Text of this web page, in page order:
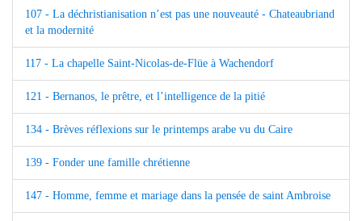
107 - La déchristianisation n’est pas une nouveauté - Chateaubriand
et la modernité
117 - La chapelle Saint-Nicolas-de-Flüe à Wachendorf
121 - Bernanos, le prêtre, et l’intelligence de la pitié
134 - Brèves réflexions sur le printemps arabe vu du Caire
139 - Fonder une famille chrétienne
147 - Homme, femme et mariage dans la pensée de saint Ambroise